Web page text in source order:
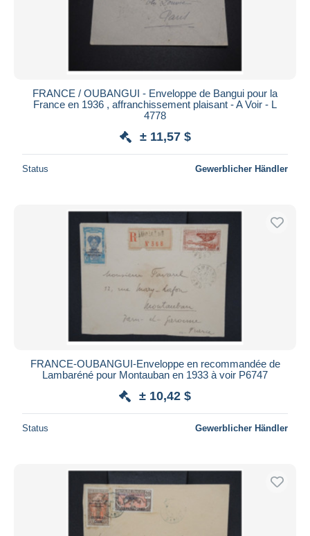
FRANCE / OUBANGUI - Enveloppe de Bangui pour la
France en 1936 , affranchissement plaisant - A Voir - L
4778
± 11,57 $
Status Gewerblicher Händler
FRANCE-OUBANGUI-Enveloppe en recommandée de
Lambaréné pour Montauban en 1933 à voir P6747
± 10,42 $
Status Gewerblicher Händler